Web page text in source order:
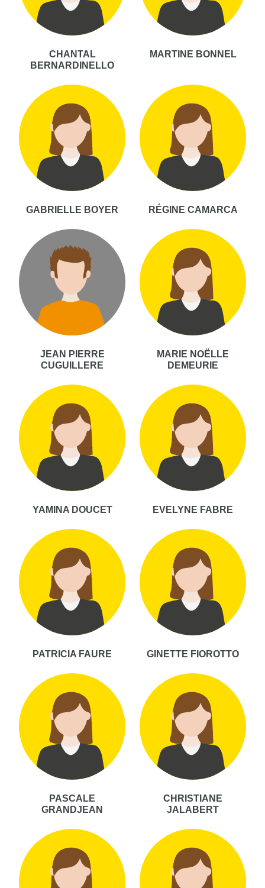
CHANTAL
BERNARDINELLO
MARTINE BONNEL
GABRIELLE BOYER RÉGINE CAMARCA
JEAN PIERRE
CUGUILLERE
MARIE NOËLLE
DEMEURIE
YAMINA DOUCET EVELYNE FABRE
PATRICIA FAURE GINETTE FIOROTTO
PASCALE
GRANDJEAN
CHRISTIANE
JALABERT